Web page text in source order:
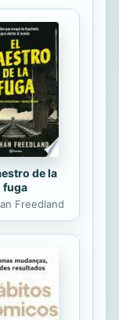
de
no
líneas de
la igualdad
en la
españolas
de la
fuga
Freedland